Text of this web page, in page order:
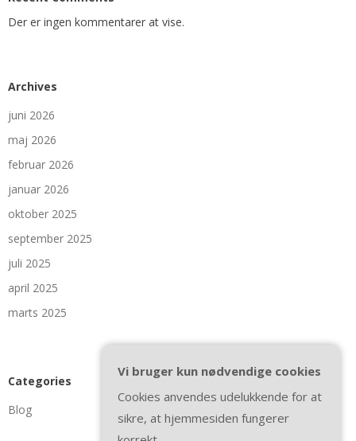
Der er ingen kommentarer at vise.
Archives
juni 2026
maj 2026
februar 2026
januar 2026
oktober 2025
september 2025
juli 2025
april 2025
marts 2025
Categories
Blog
Vi bruger kun nødvendige cookies
Cookies anvendes udelukkende for at
sikre, at hjemmesiden fungerer